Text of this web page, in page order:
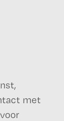
met